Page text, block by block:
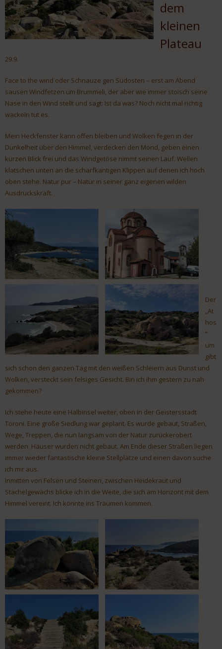
dem
kleinen
Plateau
29.9.
Face to the wind oder Schnauze gen Südosten – erst am Abend
sausen Windfetzen um Brummeli, der aber wie immer stoisch seine
Nase in den Wind stellt und sagt: Ist da was? Noch nicht mal richtig
wackeln tut es.
Mein Heckfenster kann offen bleiben und Wolken fegen in der
Dunkelheit über den Himmel, verdecken den Mond, geben einen
kurzen Blick frei und das Windgetöse nimmt seinen Lauf. Wellen
klatschen unten an die scharfkantigen Klippen auf denen ich hoch
oben stehe. Natur pur – Natur in seiner ganz eigenen wilden
Ausdruckskraft.
Der
„At
hos
“
um
gibt
sich schon den ganzen Tag mit den weißen Schleiern aus Dunst und
Wolken, versteckt sein felsiges Gesicht. Bin ich ihm gestern zu nah
gekommen?
Ich stehe heute eine Halbinsel weiter, oben in der Geistersstadt
Toroni. Eine große Siedlung war geplant. Es wurde gebaut, Straßen,
Wege, Treppen, die nun langsam von der Natur zurückerobert
werden. Häuser wurden nicht gebaut. Am Ende dieser Straßen liegen
immer wieder fantastische kleine Stellplätze und einen davon suche
ich mir aus.
Inmitten von Felsen und Steinen, zwischen Heidekraut und
Stachelgewächs blicke ich in die Weite, die sich am Horizont mit dem
Himmel vereint. Ich könnte ins Träumen kommen.